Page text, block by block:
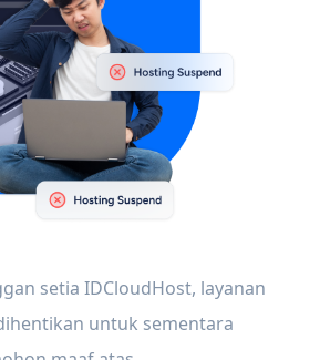
setia IDCloudHost, layanan
untuk sementara